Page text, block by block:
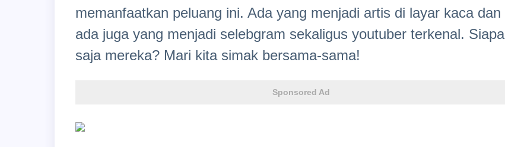
memanfaatkan peluang ini. Ada yang menjadi artis di layar kaca dan
ada juga yang menjadi selebgram sekaligus youtuber terkenal. Siapa
saja mereka? Mari kita simak bersama-sama!
Sponsored Ad